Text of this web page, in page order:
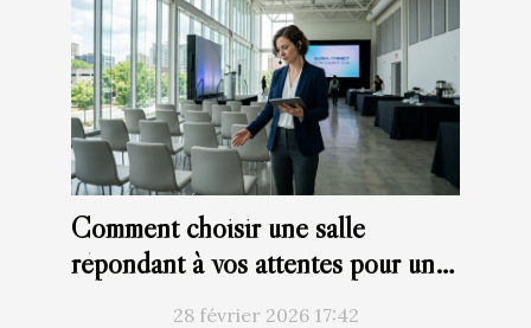
Comment choisir une salle
répondant à vos attentes pour un
événement professionnel ?
28 février 2026 17:42